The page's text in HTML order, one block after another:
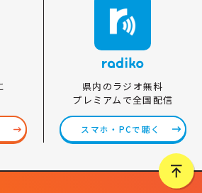
県内のラジオ無料
プレミアムで全国配信
スマホ・PCで聴く